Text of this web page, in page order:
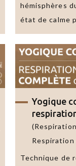
hémisphères
état de calme
Yogique
Respiration
Technique de
n’est
ENVOYER